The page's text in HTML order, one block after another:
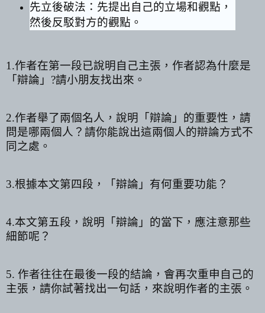
先立後破法：先提出自己的立場和觀點，
然後反駁對方的觀點。
1.作者在第一段已說明自己主張，作者認為什麼是
「辯論」 ?請小朋友找出來。
2.作者舉了兩個名人，說明「辯論」的重要性，請
問是哪兩個人？請你能說出這兩個人的辯論方式不
同之處。
3.根據本文第四段，「辯論」有何重要功能？
4.本文第五段，說明「辯論」的當下，應注意那些
細節呢？
5. 作者往往在最後一段的結論， 會再次重申自己的
主張，請你試著找出一句話，來說明作者的主張。